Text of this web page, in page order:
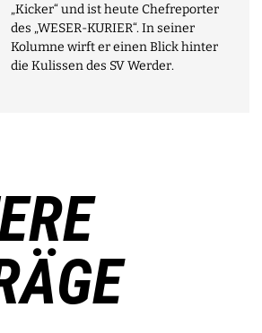
„Kicker“ und ist heute Chefreporter
des „WESER-KURIER“. In seiner
Kolumne wirft er einen Blick hinter
die Kulissen des SV Werder.